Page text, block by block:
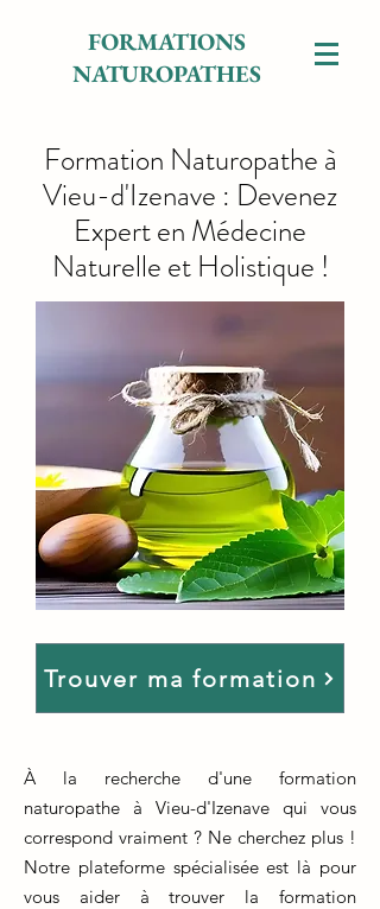
FORMATIONS
NATUROPATHES
Formation Naturopathe à
Vieu-d'Izenave : Devenez
Expert en Médecine
Naturelle et Holistique !
Trouver ma formation
À la recherche d'une formation
naturopathe à Vieu-d'Izenave qui vous
correspond vraiment ? Ne cherchez plus !
Notre plateforme spécialisée est là pour
vous aider à trouver la formation